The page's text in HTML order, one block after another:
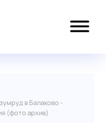
в Балаково -
(фото архив)